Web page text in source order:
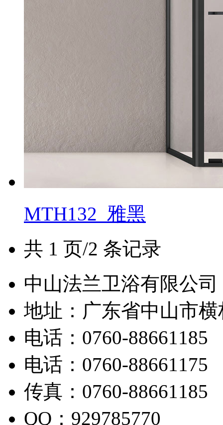
MTH132_雅黑
共 1 页/2 条记录
中山法兰卫浴有限公司
地址：广东省中山市
电话：0760-88661185
电话：0760-88661175
传真：0760-88661185
QQ：929785770